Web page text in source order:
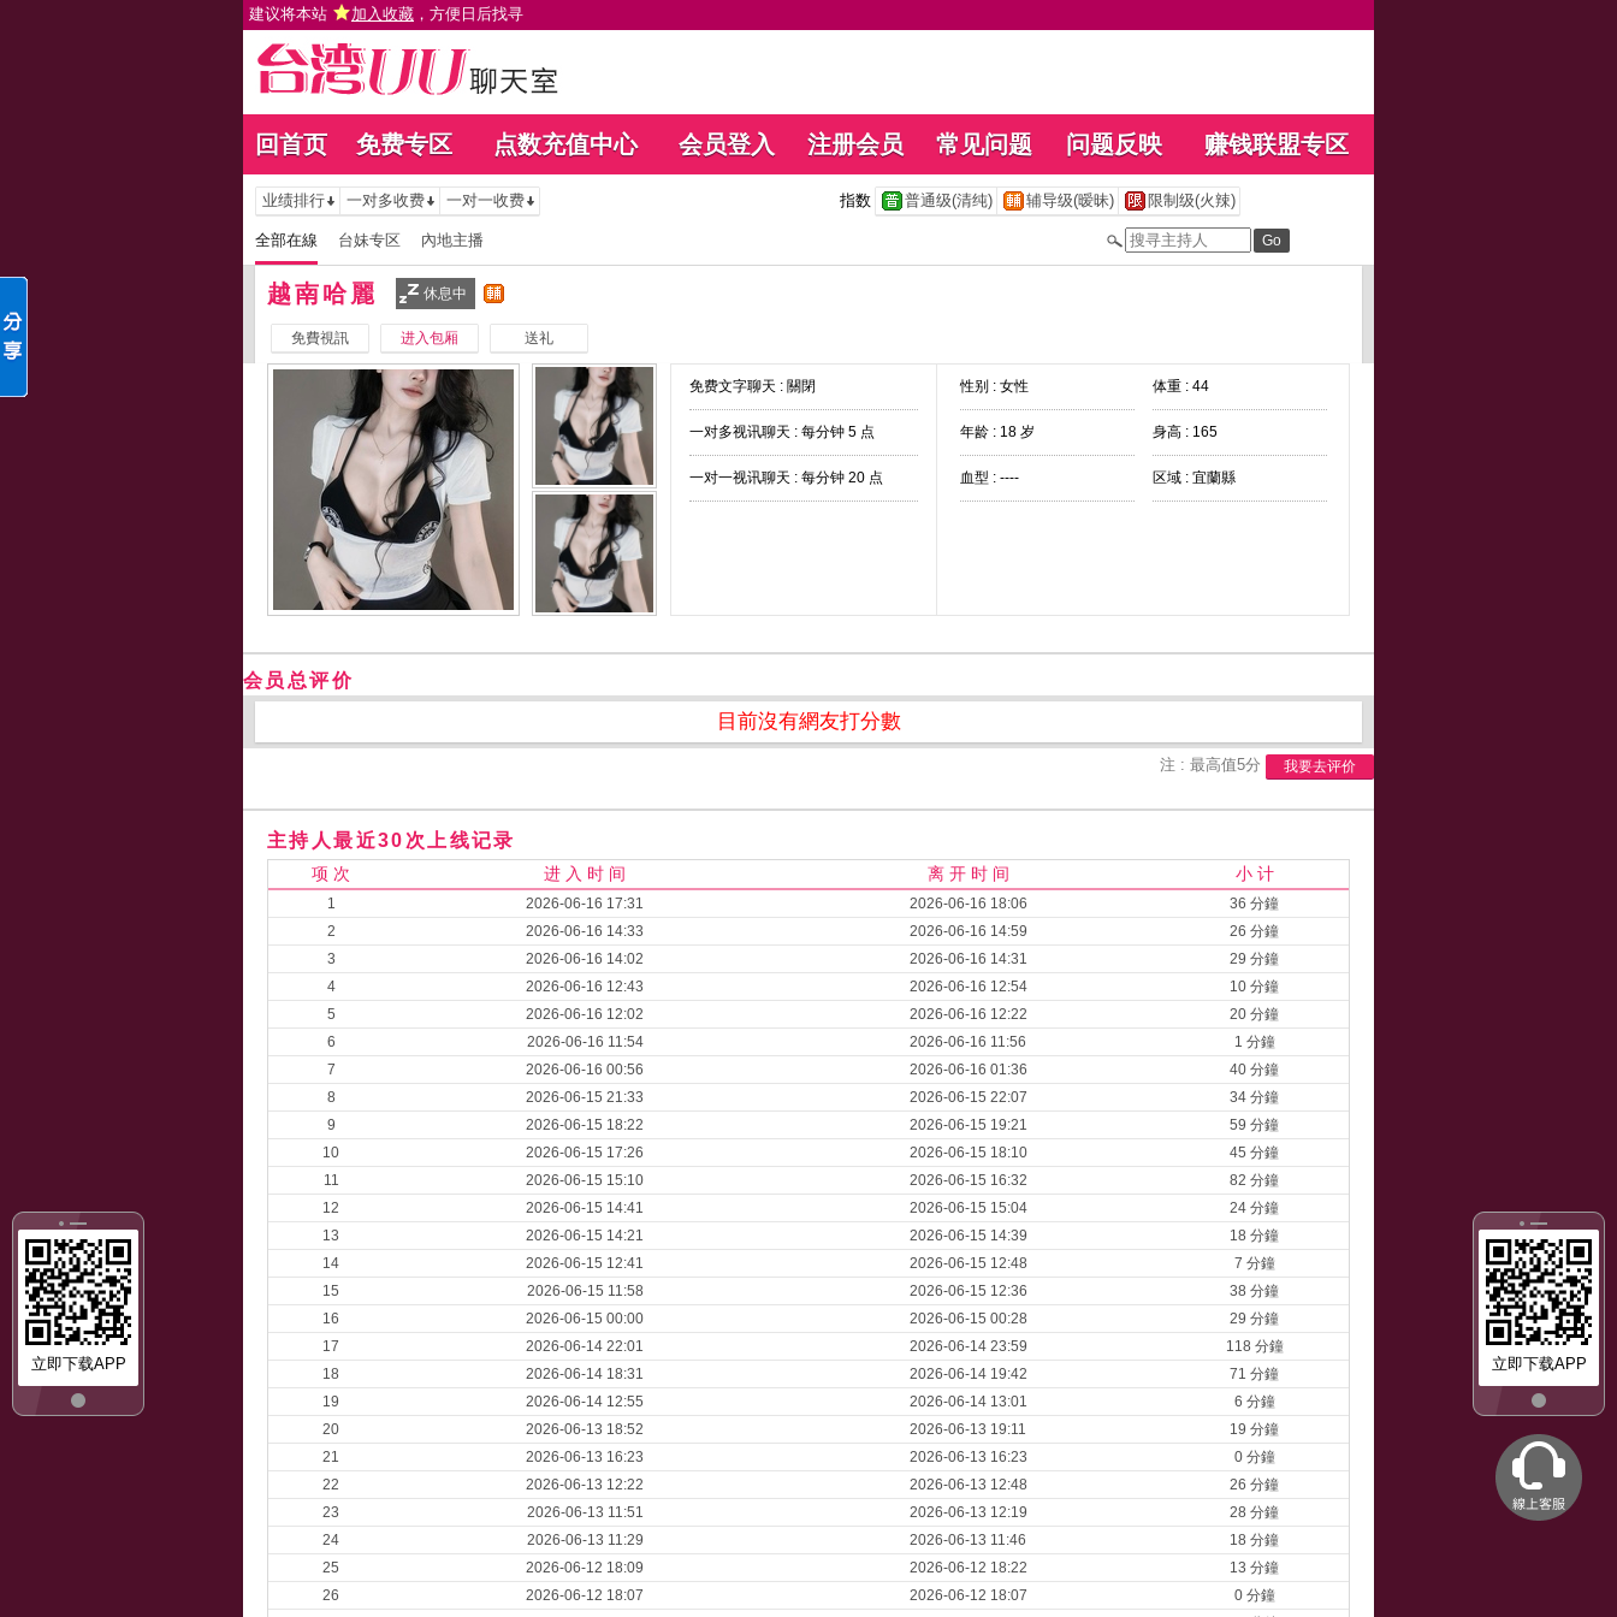
建议将本站 加入收藏 ，方便日后找寻
回首页 免费专区 点数充值中心 会员登入 注册会员 常见问题 问题反映 赚钱联盟专区
立即下载APP
立即下载APP
业绩排行 一对多收费 一对一收费 指数 普通级(清纯) 辅导级(暧昧) 限制级(火辣)
全部在線 台妹专区 內地主播
越南哈麗 休息中
免費視訊 进入包厢 送礼
免费文字聊天 : 關閉
一对多视讯聊天 : 每分钟 5 点
一对一视讯聊天 : 每分钟 20 点
性别 : 女性 体重 : 44
年龄 : 18 岁 身高 : 165
血型 : ---- 区域 : 宜蘭縣
会员总评价
目前沒有網友打分數
注 : 最高值5分 我要去评价
主持人最近30次上线记录
项 次 进 入 时 间 离 开 时 间 小 计
1 2026-06-16 17:31 2026-06-16 18:06
36 分鐘
2
2026-06-16 14:33 2026-06-16 14:59
26 分鐘
3
2026-06-16 14:02 2026-06-16 14:31
29 分鐘
4
2026-06-16 12:43 2026-06-16 12:54
10 分鐘
5
2026-06-16 12:02 2026-06-16 12:22
20 分鐘
6
2026-06-16 11:54 2026-06-16 11:56
1 分鐘
7
2026-06-16 00:56 2026-06-16 01:36
40 分鐘
8
2026-06-15 21:33 2026-06-15 22:07
34 分鐘
9
2026-06-15 18:22 2026-06-15 19:21
59 分鐘
10
2026-06-15 17:26 2026-06-15 18:10
45 分鐘
11
2026-06-15 15:10 2026-06-15 16:32
82 分鐘
12
2026-06-15 14:41 2026-06-15 15:04
24 分鐘
13
2026-06-15 14:21 2026-06-15 14:39
18 分鐘
14
2026-06-15 12:41 2026-06-15 12:48
7 分鐘
15
2026-06-15 11:58 2026-06-15 12:36
38 分鐘
16
2026-06-15 00:00 2026-06-15 00:28
29 分鐘
17
2026-06-14 22:01 2026-06-14 23:59
118 分鐘
18
2026-06-14 18:31 2026-06-14 19:42
71 分鐘
19
2026-06-14 12:55 2026-06-14 13:01
6 分鐘
20
2026-06-13 18:52 2026-06-13 19:11
19 分鐘
21
2026-06-13 16:23 2026-06-13 16:23
0 分鐘
22
2026-06-13 12:22 2026-06-13 12:48
26 分鐘
23
2026-06-13 11:51 2026-06-13 12:19
28 分鐘
24
2026-06-13 11:29 2026-06-13 11:46
18 分鐘
25
2026-06-12 18:09 2026-06-12 18:22
13 分鐘
26
2026-06-12 18:07 2026-06-12 18:07
0 分鐘